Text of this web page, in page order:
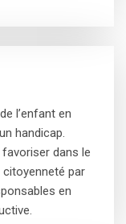
l’enfant en
handicap.
favoriser dans le
citoyenneté par
en